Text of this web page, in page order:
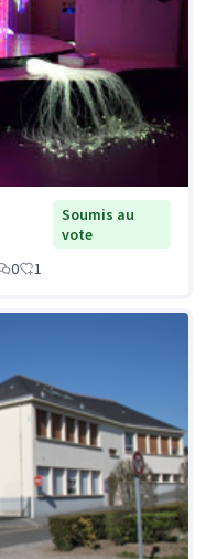
Soumis au
vote
0 1